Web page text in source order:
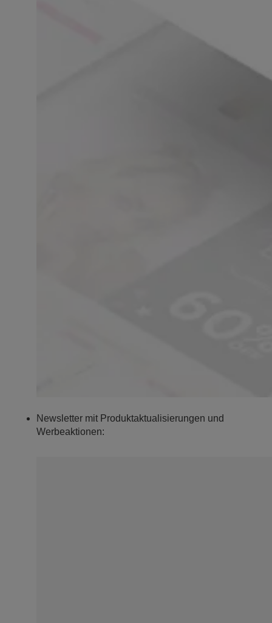
Newsletter mit Produktaktualisierungen und
Werbeaktionen: